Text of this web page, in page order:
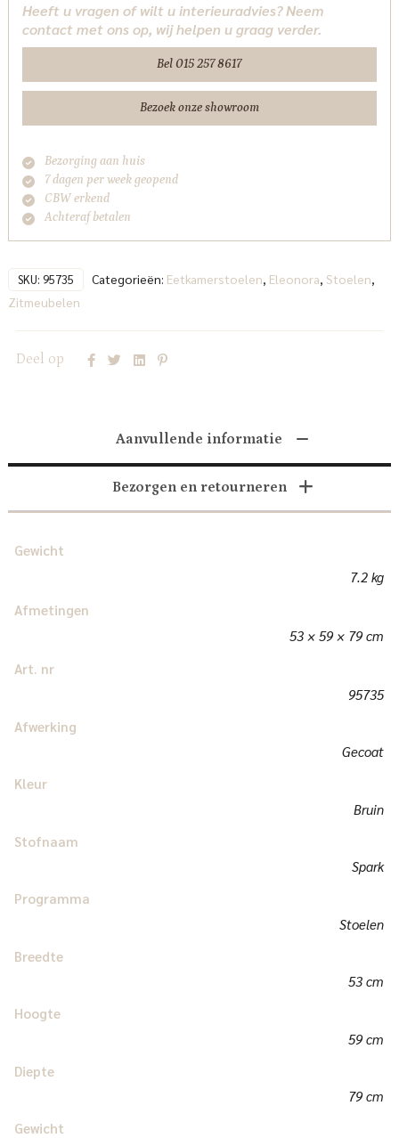
Spark
Eleonora
Heeft u vragen of wilt u interieuradvies? Neem
contact met ons op, wij helpen u graag verder.
Bel 015 257 8617
Bezoek onze showroom
Bezorging aan huis
7 dagen per week geopend
CBW erkend
Achteraf betalen
SKU: 95735 Categorieën: Eetkamerstoelen, Eleonora, Stoelen,
Zitmeubelen
Deel op
Aanvullende informatie
Bezorgen en retourneren
Gewicht
7.2 kg
Afmetingen
53 × 59 × 79 cm
Art. nr
95735
Afwerking
Gecoat
Kleur
Bruin
Stofnaam
Spark
Programma
Stoelen
Breedte
53 cm
Hoogte
59 cm
Diepte
79 cm
Gewicht